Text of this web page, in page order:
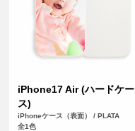
iPhone17 Air (ハードケー
ス)
iPhoneケース（表面） / PLATA
全1色